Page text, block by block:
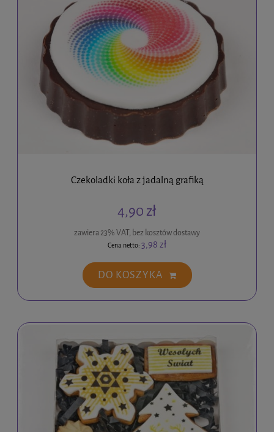
Czekoladki koła z jadalną grafiką
4,90 zł
zawiera 23% VAT, bez kosztów dostawy
Cena netto: 3,98 zł
DO KOSZYKA